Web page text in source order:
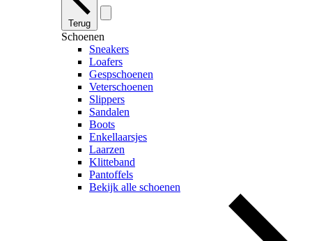
Terug
Schoenen
Sneakers
Loafers
Gespschoenen
Veterschoenen
Slippers
Sandalen
Boots
Enkellaarsjes
Laarzen
Klitteband
Pantoffels
Bekijk alle schoenen